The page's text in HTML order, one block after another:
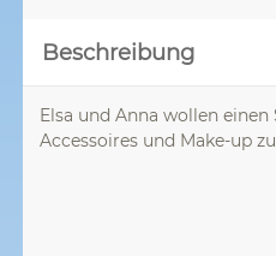
Beschreibung
Elsa und Anna wollen
Accessoires und Make-up